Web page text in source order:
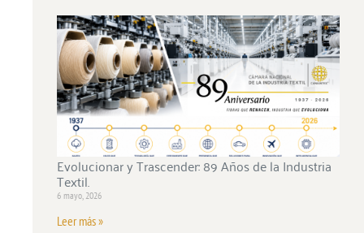
Evolucionar y Trascender: 89 Años de la Industria
Textil.
6 mayo, 2026
Leer más »